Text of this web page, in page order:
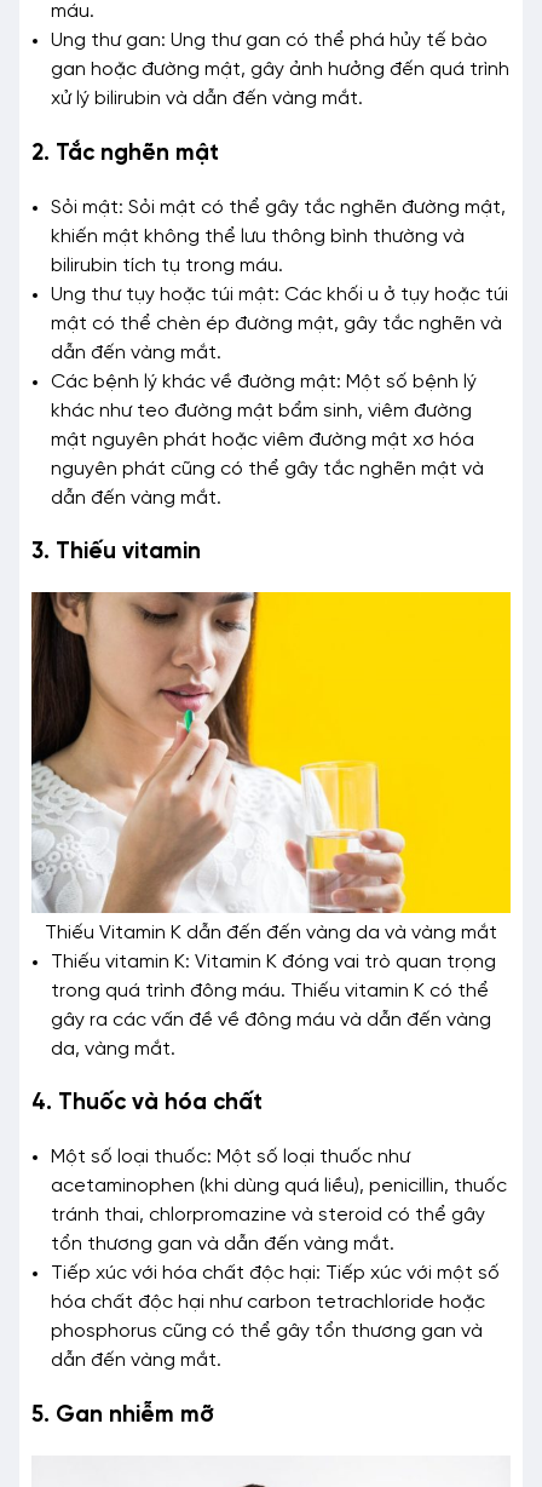
máu.
Ung thư gan: Ung thư gan có thể phá hủy tế bào
gan hoặc đường mật, gây ảnh hưởng đến quá trình
xử lý bilirubin và dẫn đến vàng mắt.
2. Tắc nghẽn mật
Sỏi mật: Sỏi mật có thể gây tắc nghẽn đường mật,
khiến mật không thể lưu thông bình thường và
bilirubin tích tụ trong máu.
Ung thư tụy hoặc túi mật: Các khối u ở tụy hoặc túi
mật có thể chèn ép đường mật, gây tắc nghẽn và
dẫn đến vàng mắt.
Các bệnh lý khác về đường mật: Một số bệnh lý
khác như teo đường mật bẩm sinh, viêm đường
mật nguyên phát hoặc viêm đường mật xơ hóa
nguyên phát cũng có thể gây tắc nghẽn mật và
dẫn đến vàng mắt.
3. Thiếu vitamin
Thiếu Vitamin K dẫn đến đến vàng da và vàng mắt
Thiếu vitamin K: Vitamin K đóng vai trò quan trọng
trong quá trình đông máu. Thiếu vitamin K có thể
gây ra các vấn đề về đông máu và dẫn đến vàng
da, vàng mắt.
4. Thuốc và hóa chất
Một số loại thuốc: Một số loại thuốc như
acetaminophen (khi dùng quá liều), penicillin, thuốc
tránh thai, chlorpromazine và steroid có thể gây
tổn thương gan và dẫn đến vàng mắt.
Tiếp xúc với hóa chất độc hại: Tiếp xúc với một số
hóa chất độc hại như carbon tetrachloride hoặc
phosphorus cũng có thể gây tổn thương gan và
dẫn đến vàng mắt.
5. Gan nhiễm mỡ